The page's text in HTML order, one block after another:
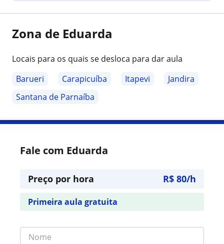
Zona de Eduarda
Locais para os quais se desloca para dar aula
Barueri
Carapicuíba Itapevi
Jandira
Santana de Parnaíba
Fale com Eduarda
Preço por hora R$ 80/h
Primeira aula gratuita